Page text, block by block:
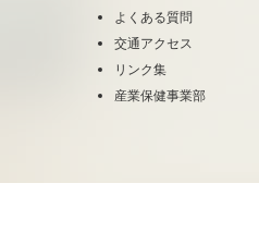
よくある質問
交通アクセス
リンク集
産業保健事業部